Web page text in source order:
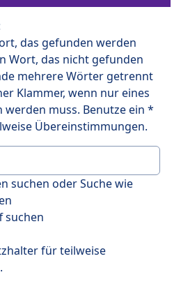
das gefunden werden
Wort, das nicht gefunden
mehrere Wörter getrennt
Klammer, wenn nur eines
muss. Benutze ein *
Übereinstimmungen.
suchen oder Suche wie
suchen
für teilweise